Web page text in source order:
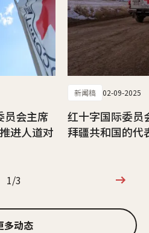
员会主席
进人道对
新闻稿 02-09-2025
红十字国际委员
拜疆共和国的代
1/3
1/3
多动态